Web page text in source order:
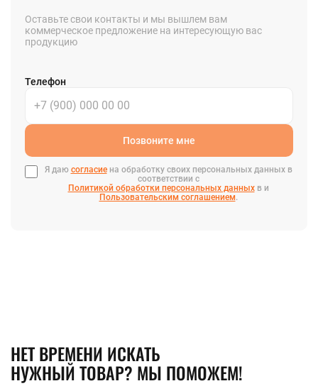
Оставьте свои контакты и мы вышлем вам
коммерческое предложение на интересующую вас
продукцию
Телефон
Позвоните мне
Я даю согласиена обработку своих персональных данных в
соответствии с
Политикой обработки персональных данныхв и
Пользовательским соглашением.
НЕТ ВРЕМЕНИ ИСКАТЬ
НУЖНЫЙ ТОВАР? МЫ ПОМОЖЕМ!